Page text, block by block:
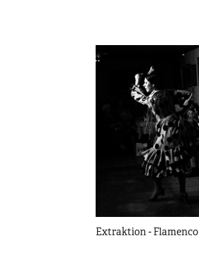
Extraktion - Flamenco